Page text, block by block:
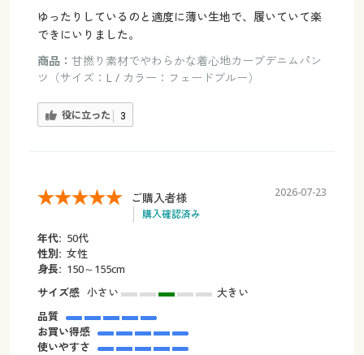
ゆったりしているのと適度に薄い生地で、履いていて楽
できにいりました。
商品： 甘撚り素材でやわらかな着心地カーブデニムパン
ツ（サイズ：L / カラー：フェードブルー）
役に立った 3
ご購入者様
購入確認済み
2026-07-23
年代: 50代
性別: 女性
身長: 150～155cm
サイズ感 小さい
大きい
品質
お買い得感
使いやすさ